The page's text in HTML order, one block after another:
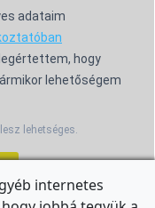
adataim
hogy
lehetőségem
lehetséges.
internetes